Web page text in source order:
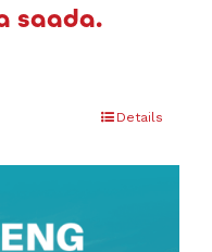
saada.
Details